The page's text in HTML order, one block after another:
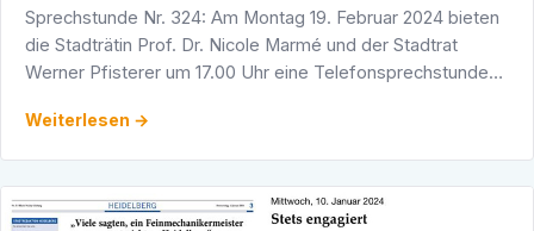
Sprechstunde Nr. 324: Am Montag 19. Februar 2024 bieten
die Stadträtin Prof. Dr. Nicole Marmé und der Stadtrat
Werner Pfisterer um 17.00 Uhr eine Telefonsprechstunde
Weiterlesen →